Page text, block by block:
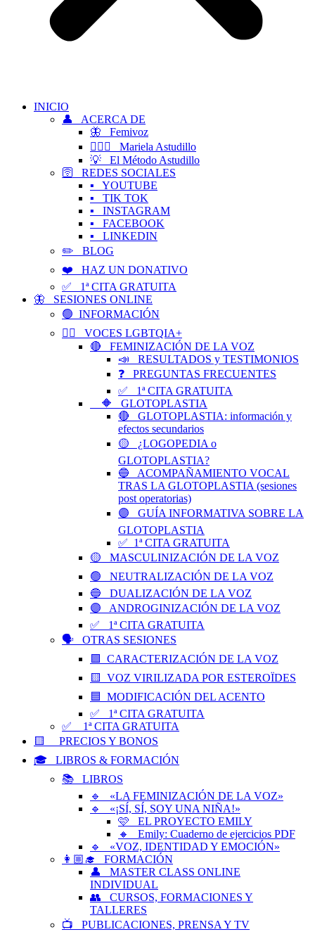
INICIO
👤 ACERCA DE
🦋 Femivoz
👱🏻‍♀️ Mariela Astudillo
💡 El Método Astudillo
🛜 REDES SOCIALES
▪️ YOUTUBE
▪️ TIK TOK
▪️ INSTAGRAM
▪️ FACEBOOK
▪️ LINKEDIN
✏️ BLOG
❤️ HAZ UN DONATIVO
✅ 1ª CITA GRATUITA
🦋 SESIONES ONLINE
🟢 INFORMACIÓN
🏳️‍🌈 VOCES LGBTQIA+
🔴 FEMINIZACIÓN DE LA VOZ
📣 RESULTADOS y TESTIMONIOS
❓ PREGUNTAS FRECUENTES
✅ 1ª CITA GRATUITA
🔶 GLOTOPLASTIA
🔴 GLOTOPLASTIA: información y
efectos secundarios
🟡 ¿LOGOPEDIA o
GLOTOPLASTIA?
🔵 ACOMPAÑAMIENTO VOCAL
TRAS LA GLOTOPLASTIA (sesiones
post operatorias)
🟣 GUÍA INFORMATIVA SOBRE LA
GLOTOPLASTIA
✅ 1ª CITA GRATUITA
🟡 MASCULINIZACIÓN DE LA VOZ
🟢 NEUTRALIZACIÓN DE LA VOZ
🔵 DUALIZACIÓN DE LA VOZ
🟣 ANDROGINIZACIÓN DE LA VOZ
✅ 1ª CITA GRATUITA
🗣️ OTRAS SESIONES
🟪 CARACTERIZACIÓN DE LA VOZ
🟨 VOZ VIRILIZADA POR ESTEROÏDES
🟦 MODIFICACIÓN DEL ACENTO
✅ 1ª CITA GRATUITA
✅ 1ª CITA GRATUITA
🟨 PRECIOS Y BONOS
🎓 LIBROS & FORMACIÓN
📚 LIBROS
🔹 «LA FEMINIZACIÓN DE LA VOZ»
🔹 «¡SÍ, SÍ, SOY UNA NIÑA!»
🩷 EL PROYECTO EMILY
🔸 Emily: Cuaderno de ejercicios PDF
🔹 «VOZ, IDENTIDAD Y EMOCIÓN»
👩🏼‍🎓 FORMACIÓN
👤 MASTER CLASS ONLINE
INDIVIDUAL
👥 CURSOS, FORMACIONES Y
TALLERES
📺 PUBLICACIONES, PRENSA Y TV